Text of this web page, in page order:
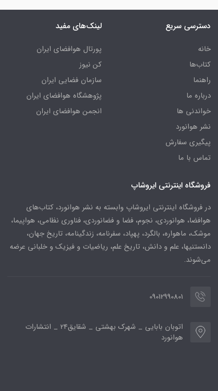
دسترسی سریع
خانه
کتاب‌ها
راهنما
درباره ما
خواندنی ها
نشر هوانورد
پیگیری سفارش
تماس با ما
لینک‌های مفید
پورتال هوافضای ایران
کن نیوز
سازمان فضایی ایران
پژوهشگاه هوافضای ایران
انجمن هوافضای ایران
فروشگاه اینترنتی ایروشاپ
در فروشگاه اینترنتی ایروشاپ وابسته به نشر هوانورد، کتاب‌های
هوافضا، هوانوردی، نجوم، فضا و فضانوردی، فناوری نظامی، هواپیما،
موشک، ماهواره، بالگرد، پهپاد، سفرنامه، زندگینامه، تاریخ جهان،
دانستنیها، علم و دانش، تاریخ علم، ریاضیات و فیزیک و خلبانی عرضه
می‌شوند.
09012990801
اتوبان بابایی _ شهرک بهشتی _ شقایق24 _ انتشارات
هوانورد